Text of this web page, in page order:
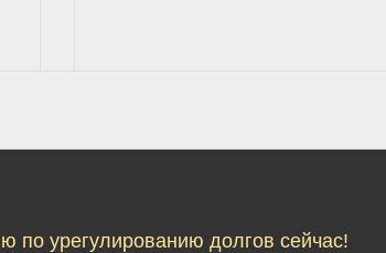
по урегулированию долгов сейчас!